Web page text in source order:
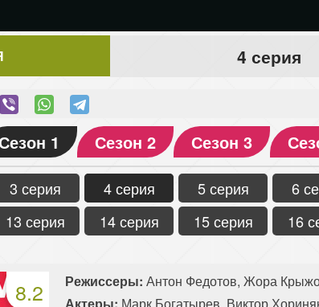
4 серия
1 Сезон 2 Сезон 3
3 серия 4 серия 5 серия 6
13 серия 14 серия 15 серия 16
8.2 Режиссеры: Антон Федотов, Жора